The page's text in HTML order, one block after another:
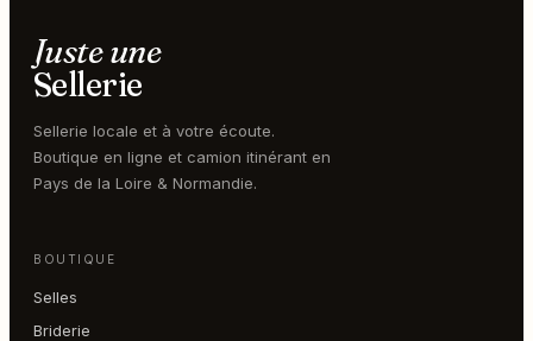
Juste une
Sellerie
Sellerie locale et à votre écoute.
Boutique en ligne et camion itinérant en
Pays de la Loire & Normandie.
BOUTIQUE
Selles
Briderie